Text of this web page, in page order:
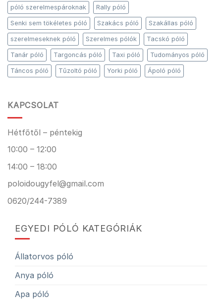
póló szerelmespároknak Rally póló
Senki sem tökéletes póló Szakács póló Szakállas póló
szerelmeseknek póló Szerelmes pólók Tacskó póló
Tanár póló Targoncás póló Taxi póló Tudományos póló
Táncos póló Tűzoltó póló Yorki póló Ápoló póló
KAPCSOLAT
Hétfőtől – péntekig
10:00 – 12:00
14:00 – 18:00
poloidougyfel@gmail.com
0620/244-7389
EGYEDI PÓLÓ KATEGÓRIÁK
Állatorvos póló
Anya póló
Apa póló